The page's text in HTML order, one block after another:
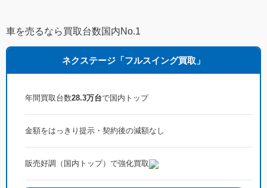
車を売るなら買取台数国内No.1
ネクステージ「フルスイング買取」
年間買取台数28.3万台で国内トップ
金額をはっきり提示・契約後の減額なし
販売好調（国内トップ）で強化買取